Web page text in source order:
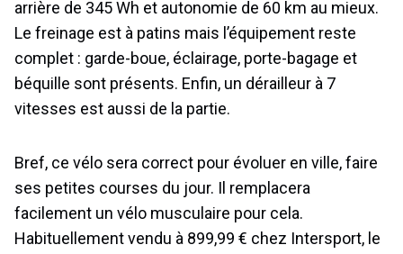
arrière de 345 Wh et autonomie de 60 km au mieux.
Le freinage est à patins mais l’équipement reste
complet : garde-boue, éclairage, porte-bagage et
béquille sont présents. Enfin, un dérailleur à 7
vitesses est aussi de la partie.
Bref, ce vélo sera correct pour évoluer en ville, faire
ses petites courses du jour. Il remplacera
facilement un vélo musculaire pour cela.
Habituellement vendu à 899,99 € chez Intersport, le